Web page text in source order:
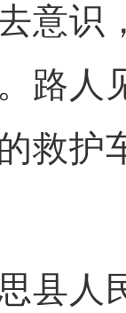
意识
路人
救护
人